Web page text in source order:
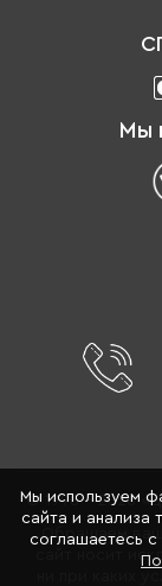
Мы
© 1996 - 2026
Обращаем
сайт носит
Мы используем
сайта и анализа
соглашаетесь